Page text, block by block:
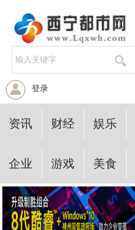
登录
资讯 财经 娱乐
企业 游戏 美食